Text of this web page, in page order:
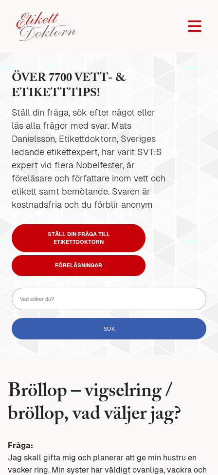
ÖVER 7700 VETT- &
ETIKETTTIPS!
Ställ din fråga, sök efter något eller
läs alla frågor med svar. Mats
Danielsson, Etikettdoktorn, Sveriges
ledande etikettexpert, har varit SVT:S
expert vid flera Nobelfester, är
föreläsare och författare inom vett och
etikett samt bemötande. Svaren är
kostnadsfria och du förblir anonym
STÄLL DIN FRÅGA TILL
ETIKETTDOKTORN
FÖRELÄSNINGAR
Bröllop – vigselring /
bröllop, vad väljer jag?
Fråga:
Jag skall gifta mig och planerar att ge min hustru en
vacker ring. Min syster har väldigt ovanliga, vackra och